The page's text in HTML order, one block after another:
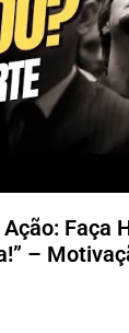
Faça
–